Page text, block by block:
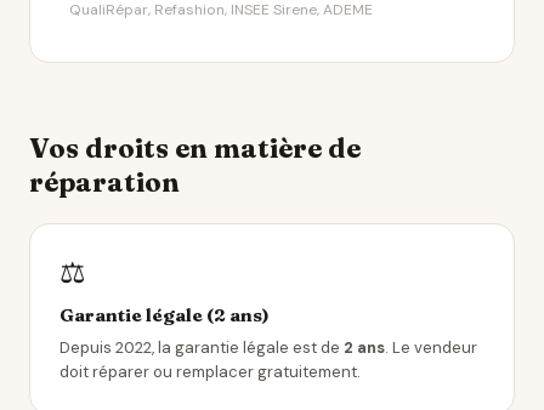
QualiRépar, Refashion, INSEE Sirene, ADEME
Vos droits en matière de
réparation
⚖️
Garantie légale (2 ans)
Depuis 2022, la garantie légale est de 2 ans. Le vendeur
doit réparer ou remplacer gratuitement.